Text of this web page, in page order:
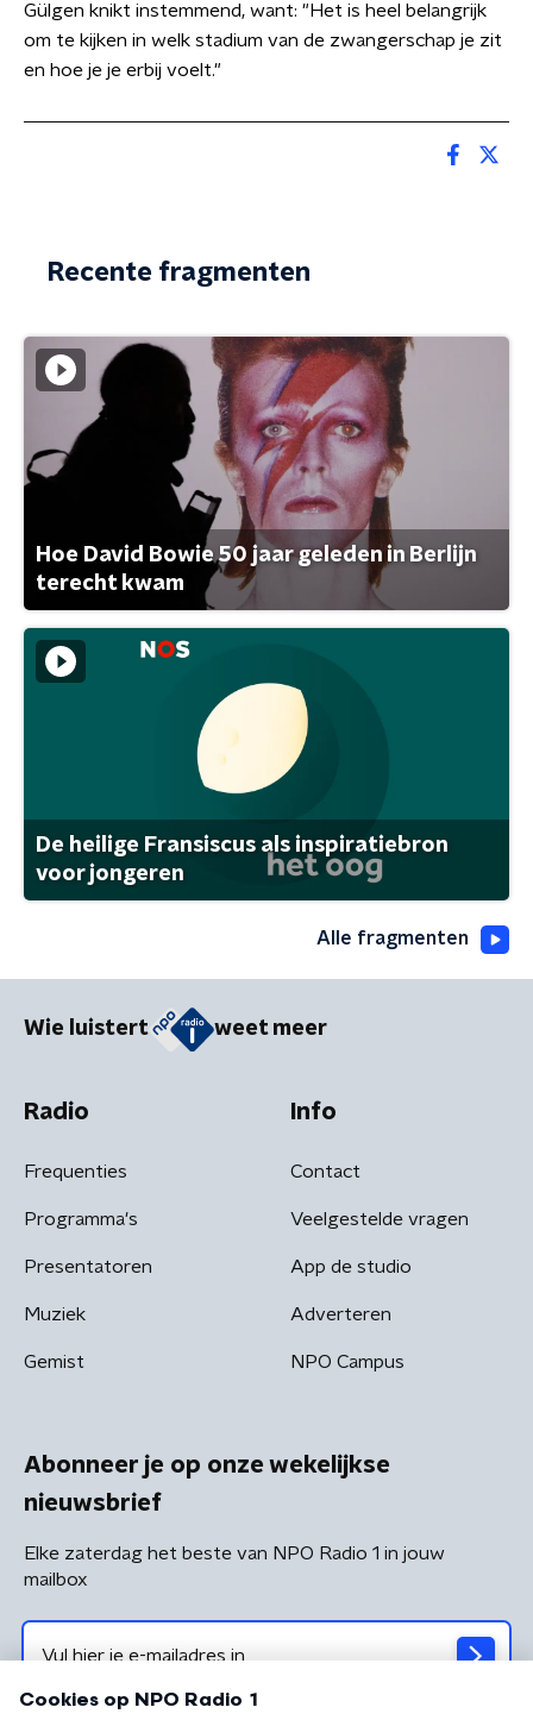
Gülgen knikt instemmend, want: "Het is heel belangrijk
om te kijken in welk stadium van de zwangerschap je zit
en hoe je je erbij voelt."
Recente fragmenten
Hoe David Bowie 50 jaar geleden in Berlijn
terecht kwam
De heilige Fransiscus als inspiratiebron
voor jongeren
Alle fragmenten
Wie luistert weet meer
Radio
Frequenties
Programma's
Presentatoren
Muziek
Gemist
Info
Contact
Veelgestelde vragen
App de studio
Adverteren
NPO Campus
Abonneer je op onze wekelijkse
nieuwsbrief
Elke zaterdag het beste van NPO Radio 1 in jouw
mailbox